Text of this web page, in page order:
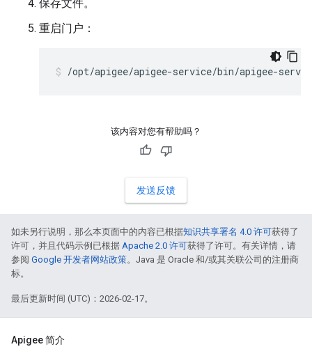
保存文件。
重启门户：
/opt/apigee/apigee-service/bin/apigee-
该内容对您有帮助吗？
发送反馈
如未另行说明，那么本页面中的内容已根据知识共享署名 4.0 许可获得了
许可，并且代码示例已根据 Apache 2.0 许可获得了许可。有关详情，请
参阅 Google 开发者网站政策。Java 是 Oracle 和/或其关联公司的注册商
标。
最后更新时间 (UTC)：2026-02-17。
Apigee 简介